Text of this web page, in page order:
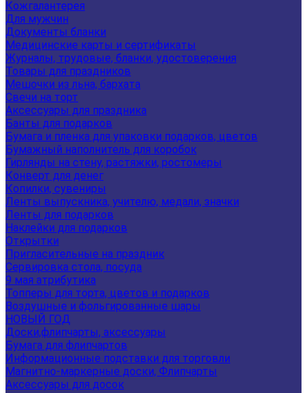
Кожгалантерея
Для мужчин
Документы бланки
Медицинские карты и сертификаты
Журналы, трудовые, бланки, удостоверения
Товары для праздников
Мешочки из льна, бархата
Свечи на торт
Аксессуары для праздника
Банты для подарков
Бумага и пленка для упаковки подарков, цветов
Бумажный наполнитель для коробок
Гирлянды на стену, растяжки, ростомеры
Конверт для денег
Копилки, сувениры
Ленты выпускника, учителю, медали, значки
Ленты для подарков
Наклейки для подарков
Открытки
Пригласительные на праздник
Сервировка стола, посуда
9 мая атрибутика
Топперы для торта, цветов и подарков
Воздушные и фольгированные шары
НОВЫЙ ГОД
Доски,флипчарты, аксессуары
Бумага для флипчартов
Информационные подставки для торговли
Магнитно-маркерные доски, Флипчарты
Аксессуары для досок